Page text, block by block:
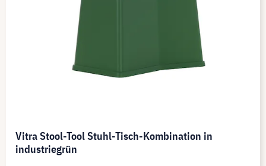
Vitra Stool-Tool Stuhl-Tisch-Kombination in
industriegrün